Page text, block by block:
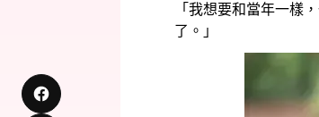
「我想要和當年一樣
了。」